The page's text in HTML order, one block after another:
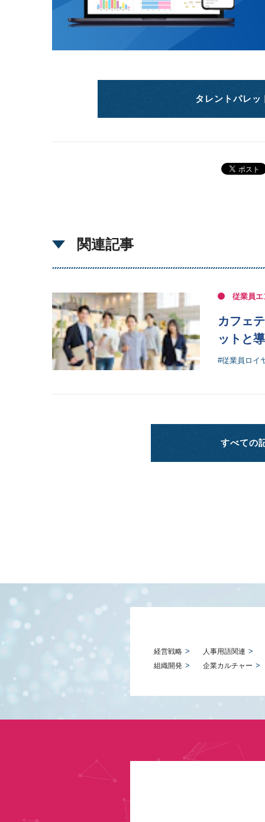
タレントパレッ
関連記事
従業員
カフェ
ットと
#従業員ロイ
すべての
経営戦略
人事用語関連
組織開発
企業カルチャー